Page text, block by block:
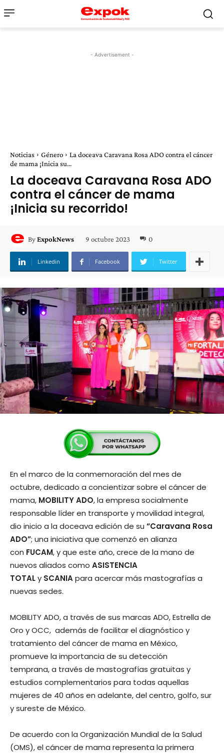
- Advertisement -
Noticias Género
La doceava Caravana Rosa ADO contra el cáncer
de mama ¡Inicia su...
La doceava Caravana Rosa ADO
contra el cáncer de mama
¡Inicia su recorrido!
ByExpokNews 9 octubre 2023 0
Linkedin Facebook Twitter
En el marco de la conmemoración del mes de
octubre, dedicado a concientizar sobre el cáncer de
mama, MOBILITY ADO, la empresa socialmente
responsable líder en transporte y movilidad integral,
dio inicio a la doceava edición de su “Caravana Rosa
ADO”; una iniciativa que comenzó en alianza
con FUCAM, y que este año, crece de la mano de
nuevos aliados como ASISTENCIA
TOTALy SCANIApara acercar más mastografías a
nuevas sedes.
MOBILITY ADO, a través de sus marcas ADO, Estrella de
Oro y OCC, además de facilitar el diagnóstico y
tratamiento del cáncer de mama en México,
promueve la importancia de su detección
temprana, a través de mastografías gratuitas y
estudios complementarios para todas aquellas
mujeres de 40 años en adelante, del centro, golfo, sur
y sureste de México.
De acuerdo con la Organización Mundial de la Salud
(OMS), el cáncer de mama representa la primera